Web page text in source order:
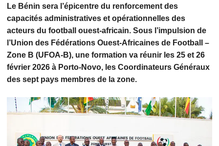
Le Bénin sera l’épicentre du renforcement des
capacités administratives et opérationnelles des
acteurs du football ouest-africain. Sous l’impulsion de
l’Union des Fédérations Ouest-Africaines de Football –
Zone B (UFOA-B), une formation va réunir les 25 et 26
février 2026 à Porto-Novo, les Coordinateurs Généraux
des sept pays membres de la zone.